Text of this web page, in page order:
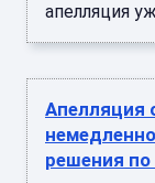
апелляция
Апелляция
решения